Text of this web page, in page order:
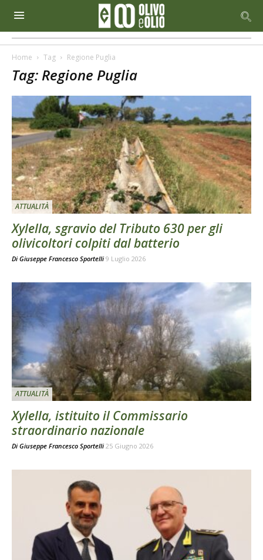
Home Tag Regione Puglia
Tag: Regione Puglia
ATTUALITÀ
Xylella, sgravio del Tributo 630 per gli
olivicoltori colpiti dal batterio
Di Giuseppe Francesco Sportelli 9 Luglio 2026
ATTUALITÀ
Xylella, istituito il Commissario
straordinario nazionale
Di Giuseppe Francesco Sportelli 25 Giugno 2026